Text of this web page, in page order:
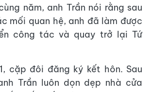
năm, anh Trần nói rằng sau
mối quan hệ, anh đã làm được
công tác và quay trở lại Tứ
cặp đôi đăng ký kết hôn. Sau
Trần luôn dọn dẹp nhà cửa